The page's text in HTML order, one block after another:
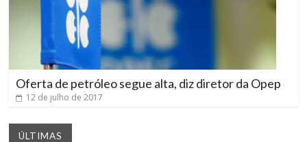
Oferta de petróleo segue alta, diz diretor da Opep
12 de julho de 2017
ÚLTIMAS